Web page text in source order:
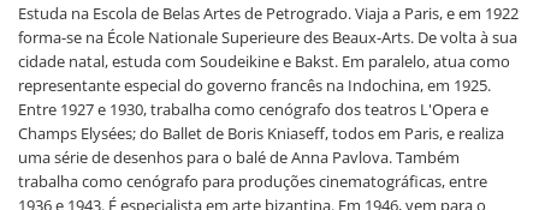
Estuda na Escola de Belas Artes de Petrogrado. Viaja a Paris, e em 1922
forma-se na École Nationale Superieure des Beaux-Arts. De volta à sua
cidade natal, estuda com Soudeikine e Bakst. Em paralelo, atua como
representante especial do governo francês na Indochina, em 1925.
Entre 1927 e 1930, trabalha como cenógrafo dos teatros L'Opera e
Champs Elysées; do Ballet de Boris Kniaseff, todos em Paris, e realiza
uma série de desenhos para o balé de Anna Pavlova. Também
trabalha como cenógrafo para produções cinematográficas, entre
1936 e 1943. É especialista em arte bizantina. Em 1946, vem para o